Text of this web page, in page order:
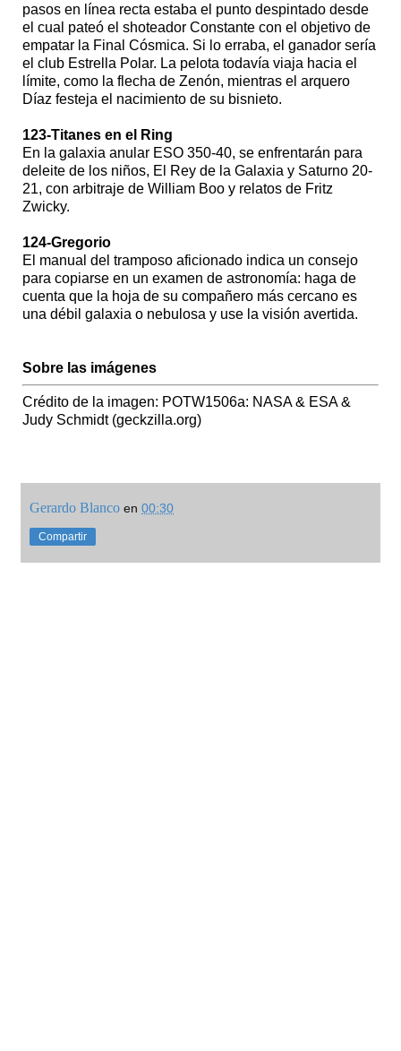
pasos en línea recta estaba el punto despintado desde
el cual pateó el shoteador Constante con el objetivo de
empatar la Final Cósmica. Si lo erraba, el ganador sería
el club Estrella Polar. La pelota todavía viaja hacia el
límite, como la flecha de Zenón, mientras el arquero
Díaz festeja el nacimiento de su bisnieto.
123-Titanes en el Ring
En la galaxia anular ESO 350-40, se enfrentarán para
deleite de los niños, El Rey de la Galaxia y Saturno 20-
21, con arbitraje de William Boo y relatos de Fritz
Zwicky.
124-Gregorio
El manual del tramposo aficionado indica un consejo
para copiarse en un examen de astronomía: haga de
cuenta que la hoja de su compañero más cercano es
una débil galaxia o nebulosa y use la visión avertida.
Sobre las imágenes
Crédito de la imagen: POTW1506a: NASA & ESA &
Judy Schmidt (geckzilla.org)
Gerardo Blanco en 00:30
Compartir